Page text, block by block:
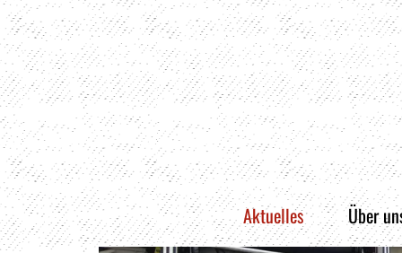
Aktuelles Über